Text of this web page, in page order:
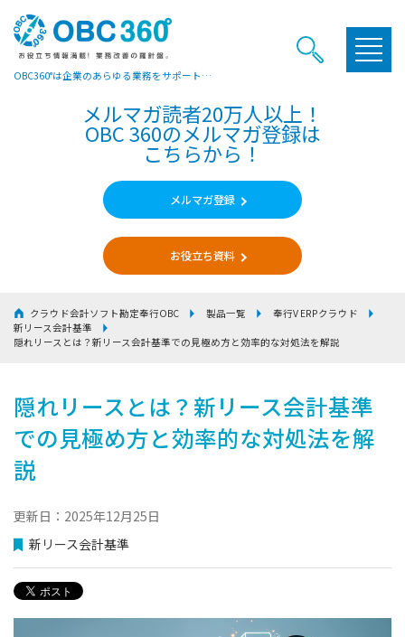
OBC360°は企業のあらゆる業務をサポートするヒントやお役立ち情報をご提供しています
メルマガ読者20万人以上！
OBC 360のメルマガ登録は
こちらから！
メルマガ登録
お役立ち資料
クラウド会計ソフト勘定奉行OBC 製品一覧
奉行V ERPクラウド
新リース会計基準
隠れリースとは？新リース会計基準での見極め方と効率的な対処法を解説
隠れリースとは？新リース会計基準
での見極め方と効率的な対処法を解
説
更新日：2025年12月25日
新リース会計基準